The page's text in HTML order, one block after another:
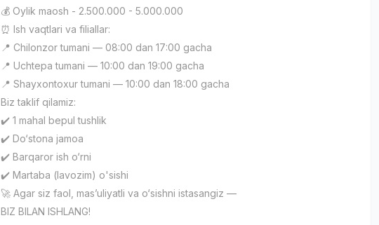
💰 Oylik maosh - 2.500.000 - 5.000.000
⏰ Ish vaqtlari va filiallar:
📍 Chilonzor tumani — 08:00 dan 17:00 gacha
📍 Uchtepa tumani — 10:00 dan 19:00 gacha
📍 Shayxontoxur tumani — 10:00 dan 18:00 gacha
Biz taklif qilamiz:
✔️ 1 mahal bepul tushlik
✔️ Do‘stona jamoa
✔️ Barqaror ish o‘rni
✔️ Martaba (lavozim) o'sishi
🚀 Agar siz faol, mas’uliyatli va o‘sishni istasangiz —
BIZ BILAN ISHLANG!